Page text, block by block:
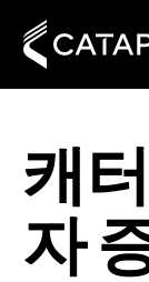
캐
자